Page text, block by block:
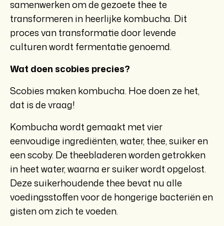
samenwerken om de gezoete thee te
transformeren in heerlijke kombucha. Dit
proces van transformatie door levende
culturen wordt fermentatie genoemd.
Wat doen scobies precies?
Scobies maken kombucha. Hoe doen ze het,
dat is de vraag!
Kombucha wordt gemaakt met vier
eenvoudige ingrediënten, water, thee, suiker en
een scoby. De theebladeren worden getrokken
in heet water, waarna er suiker wordt opgelost.
Deze suikerhoudende thee bevat nu alle
voedingsstoffen voor de hongerige bacteriën en
gisten om zich te voeden.